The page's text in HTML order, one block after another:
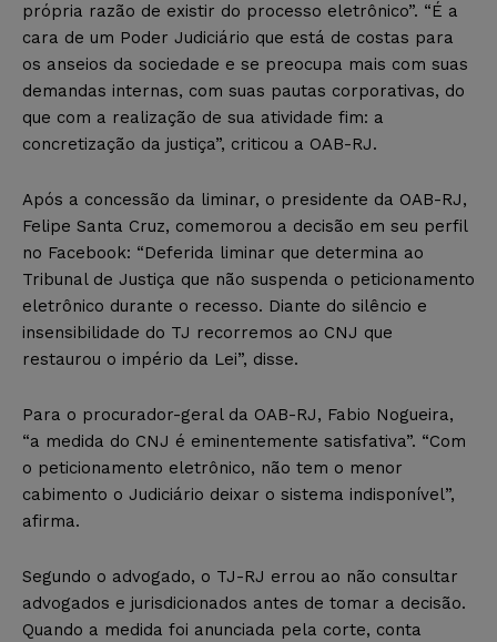
própria razão de existir do processo eletrônico”. “É a
cara de um Poder Judiciário que está de costas para
os anseios da sociedade e se preocupa mais com suas
demandas internas, com suas pautas corporativas, do
que com a realização de sua atividade fim: a
concretização da justiça”, criticou a OAB-RJ.
Após a concessão da liminar, o presidente da OAB-RJ,
Felipe Santa Cruz, comemorou a decisão em seu perfil
no Facebook: “Deferida liminar que determina ao
Tribunal de Justiça que não suspenda o peticionamento
eletrônico durante o recesso. Diante do silêncio e
insensibilidade do TJ recorremos ao CNJ que
restaurou o império da Lei”, disse.
Para o procurador-geral da OAB-RJ, Fabio Nogueira,
“a medida do CNJ é eminentemente satisfativa”. “Com
o peticionamento eletrônico, não tem o menor
cabimento o Judiciário deixar o sistema indisponível”,
afirma.
Segundo o advogado, o TJ-RJ errou ao não consultar
advogados e jurisdicionados antes de tomar a decisão.
Quando a medida foi anunciada pela corte, conta